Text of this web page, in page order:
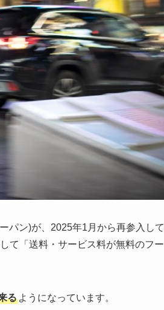
パン)が、2025年1月から再参入して
て「送料・サービス料が無料のフー
る ようになっています。